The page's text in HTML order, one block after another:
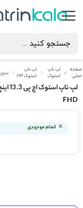
صفحه
اصلی
لپ تاپ
استوک
لپ تاپ
استوک HP
سری
FHD
اتمام موجودی